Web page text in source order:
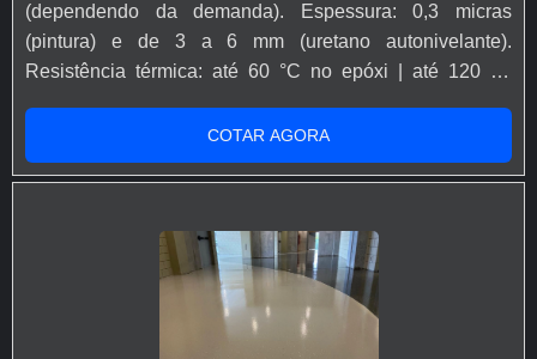
(dependendo da demanda). Espessura: 0,3 micras
(pintura) e de 3 a 6 mm (uretano autonivelante).
Resistência térmica: até 60 °C no epóxi | até 120 °C
Resistência química: óleos, gorduras, detergentes,
desinfetantes e agentes de limpeza agressivos.
acumula sujeira e impede infiltração de líquidos. Serve
para proteger e revestir o piso de cozinhas industriais,
garantindo resistência mecânica, química e térmica, além
de atender normas sanitárias (ANVISA, MAPA),
COTAR AGORA